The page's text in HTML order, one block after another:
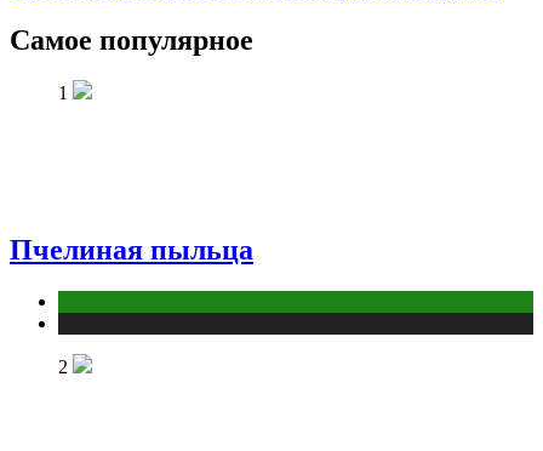
Самое популярное
1
Пчелиная пыльца
2